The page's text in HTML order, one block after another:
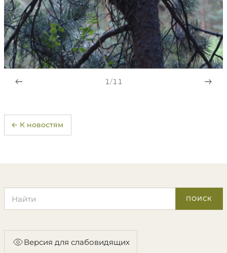
1/11
← К новостям
ПОИСК
Версия для слабовидящих